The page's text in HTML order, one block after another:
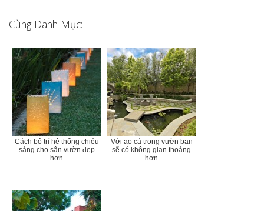
Cùng Danh Mục:
Cách bố trí hệ thống chiếu
sáng cho sân vườn đẹp
hơn
Với ao cá trong vườn bạn
sẽ có không gian thoáng
hơn